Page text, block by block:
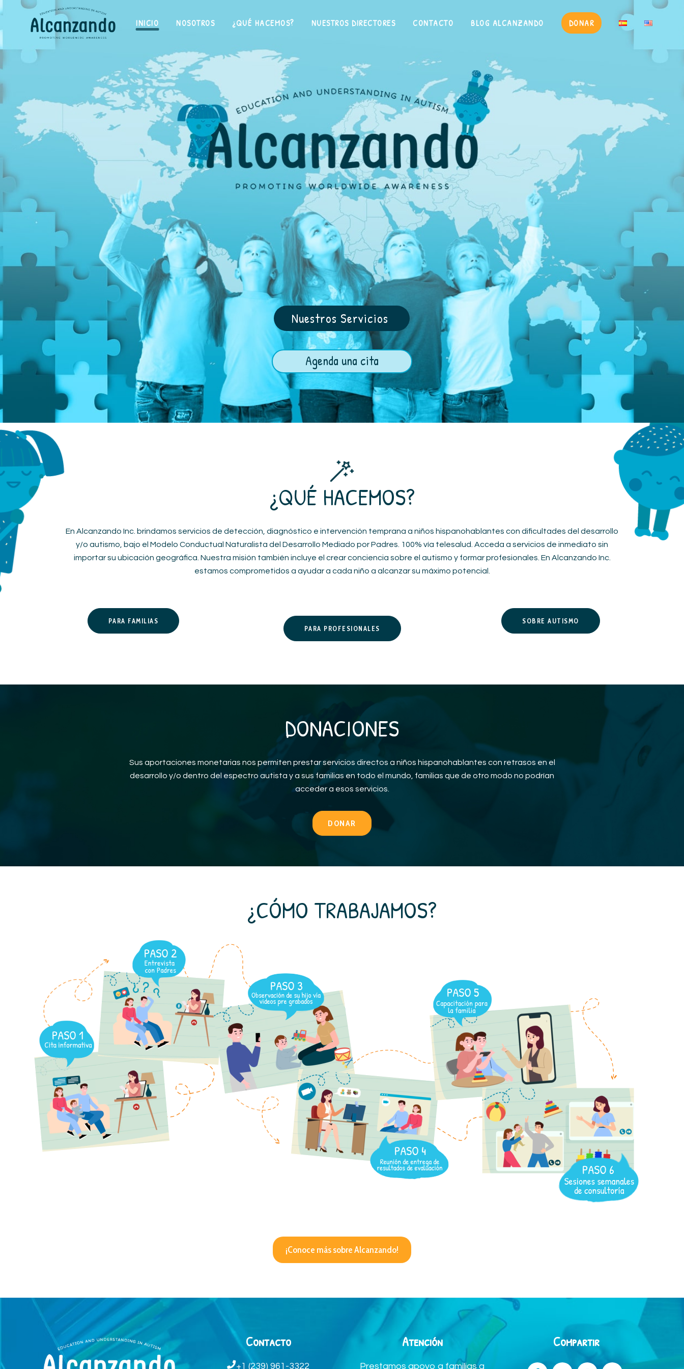
INICIO NOSOTROS ¿QUÉ HACEMOS? NUESTROS DIRECTORES CONTACTO BLOG ALCANZANDO DONAR
Nuestros Servicios
Agenda una cita
¿QUÉ HACEMOS?
En Alcanzando Inc. brindamos servicios de detección, diagnóstico e intervención temprana a niños hispanohablantes con dificultades del desarrollo
y/o autismo, bajo el Modelo Conductual Naturalista del Desarrollo Mediado por Padres. 100% vía telesalud. Acceda a servicios de inmediato sin
importar su ubicación geográfica. Nuestra misión también incluye el crear conciencia sobre el autismo y formar profesionales. En Alcanzando Inc.
estamos comprometidos a ayudar a cada niño a alcanzar su máximo potencial.
PARA FAMILIAS
PARA PROFESIONALES
SOBRE AUTISMO
DONACIONES
Sus aportaciones monetarias nos permiten prestar servicios directos a niños hispanohablantes con retrasos en el
desarrollo y/o dentro del espectro autista y a sus familias en todo el mundo, familias que de otro modo no podrían
acceder a esos servicios.
DONAR
¿CÓMO TRABAJAMOS?
¡Conoce más sobre Alcanzando!
Contacto
+1 (239) 961-3322
Atención
Prestamos apoyo a familias a
Compartir